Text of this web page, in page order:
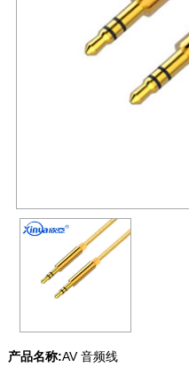
产品名称:AV 音频线